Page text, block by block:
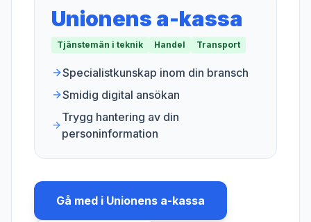
Unionens a-kassa
Tjänstemän i teknik Handel Transport
Specialistkunskap inom din bransch
Smidig digital ansökan
Trygg hantering av din
personinformation
Gå med i Unionens a-kassa